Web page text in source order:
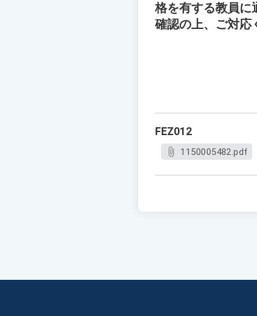
格を有する教員に
確認の上、ご対応
FEZ012
1150005482.pdf